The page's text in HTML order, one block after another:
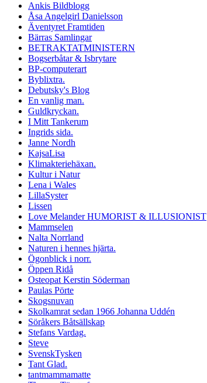
Ankis Bildblogg
Åsa Angelgirl Danielsson
Äventyret Framtiden
Bärras Samlingar
BETRAKTATMINISTERN
Bogserbåtar & Isbrytare
BP-computerart
Byblixtra.
Debutsky's Blog
En vanlig man.
Guldkryckan.
I Mitt Tankerum
Ingrids sida.
Janne Nordh
KajsaLisa
Klimakteriehäxan.
Kultur i Natur
Lena i Wales
LillaSyster
Lissen
Love Melander HUMORIST & ILLUSIONIST
Mammselen
Nalta Norrland
Naturen i hennes hjärta.
Ögonblick i norr.
Öppen Ridå
Osteopat Kerstin Söderman
Paulas Pörte
Skogsnuvan
Skolkamrat sedan 1966 Johanna Uddén
Söråkers Båtsällskap
Stefans Vardag.
Steve
SvenskTysken
Tant Glad.
tantmammamatte